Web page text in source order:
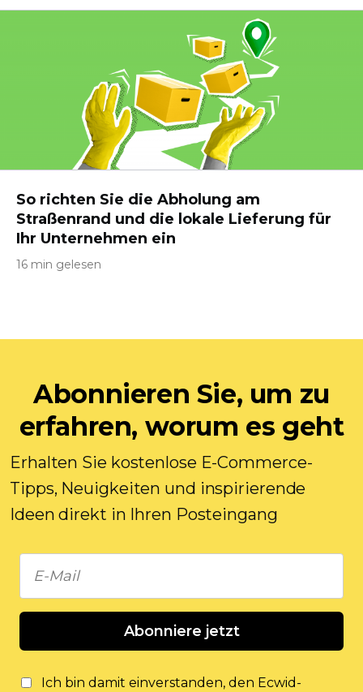
So richten Sie die Abholung am
Straßenrand und die lokale Lieferung für
Ihr Unternehmen ein
16 min gelesen
Abonnieren Sie, um zu
erfahren, worum es geht
Erhalten Sie kostenlose E-Commerce-
Tipps, Neuigkeiten und inspirierende
Ideen direkt in Ihren Posteingang
Abonniere jetzt
Ich bin damit einverstanden, den Ecwid-